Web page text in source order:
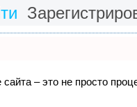
– это не просто